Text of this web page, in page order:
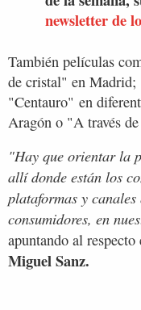
newsletter de
También películas
de cristal" en
"Centauro" en
Aragón o "A través
"Hay que orientar la
allí donde están los
plataformas y
consumidores, en
apuntando al respecto
Miguel Sanz.